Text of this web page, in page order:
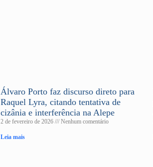
Álvaro Porto faz discurso direto para
Raquel Lyra, citando tentativa de
cizânia e interferência na Alepe
2 de fevereiro de 2026 Nenhum comentário
Leia mais